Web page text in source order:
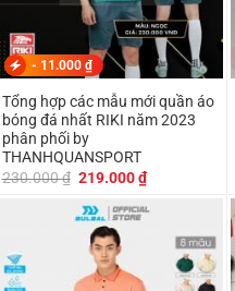
- 11.000 ₫
Tổng hợp các mẫu mới quần áo
bóng đá nhất RIKI năm 2023
phân phối by
THANHQUANSPORT
230.000₫ Giá
là:
230.000 ₫.
219.000₫Giá
hiện
tại
219.000 ₫.